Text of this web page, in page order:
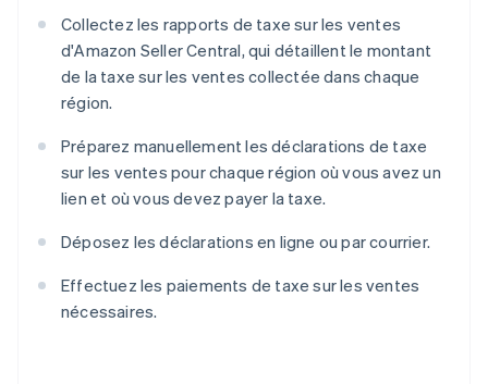
Collectez les rapports de taxe sur les ventes
d'Amazon Seller Central, qui détaillent le montant
de la taxe sur les ventes collectée dans chaque
région.
Préparez manuellement les déclarations de taxe
sur les ventes pour chaque région où vous avez un
lien et où vous devez payer la taxe.
Déposez les déclarations en ligne ou par courrier.
Effectuez les paiements de taxe sur les ventes
nécessaires.